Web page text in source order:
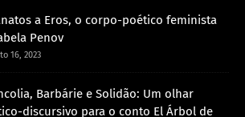
a Eros, o corpo-poético feminista
Penov
16, 2023
Barbárie e Solidão: Um olhar
discursivo para o conto El Árbol de